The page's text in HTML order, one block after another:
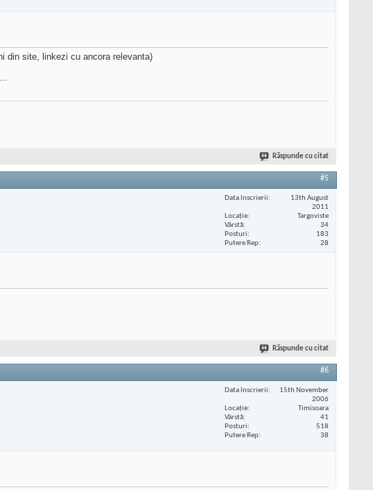
din site, linkezi cu ancora relevanta)
Răspunde cu citat
#5
Data înscrierii
13th August
2011
Locaţie
Targoviste
Vârstă
34
Posturi
183
Putere Rep
28
Răspunde cu citat
#6
Data înscrierii
15th November
2006
Locaţie
Timisoara
Vârstă
41
Posturi
518
Putere Rep
38